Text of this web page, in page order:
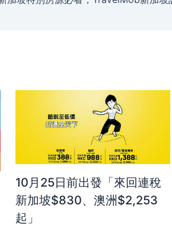
10月25日前出發「來回連稅
新加坡$830、澳洲$2,253
起」